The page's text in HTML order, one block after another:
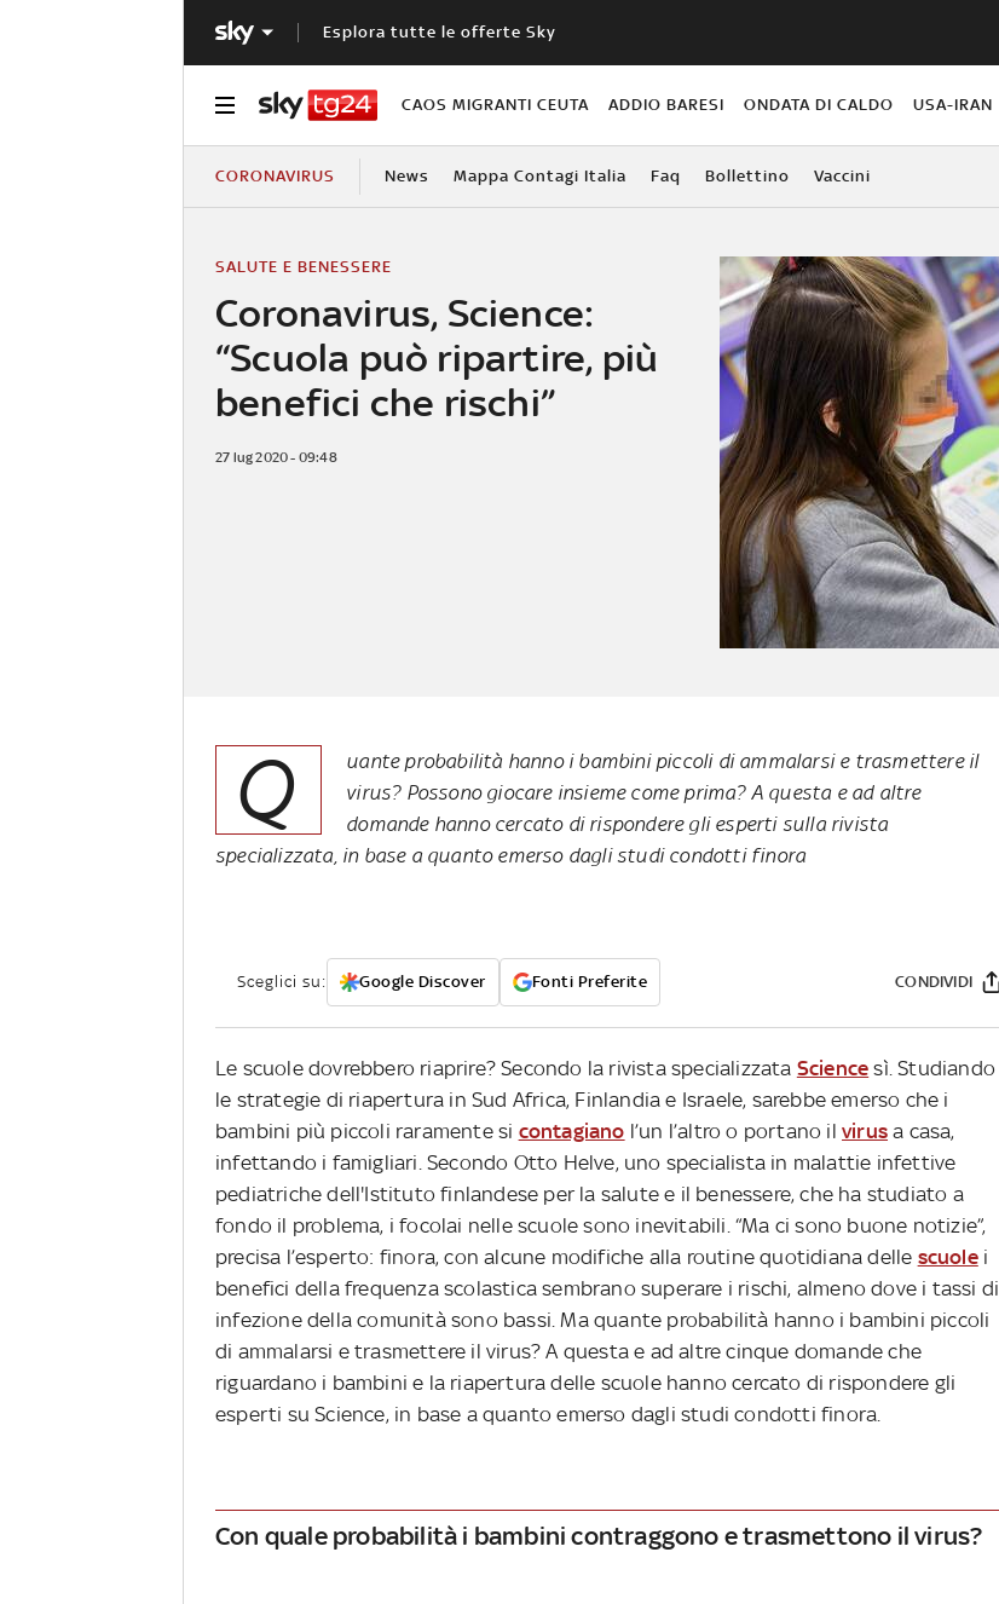
Esplora tutte le offerte Sky
CAOS MIGRANTI CEUTA ADDIO BARESI ONDATA DI CALDO USA-IRAN
CORONAVIRUS News Mappa Contagi Italia Faq Bollettino Vaccini
Coronavirus, Science:
“Scuola può ripartire, più
benefici che rischi”
SALUTE E BENESSERE
27 lug 2020 - 09:48
Q
uante probabilità hanno i bambini piccoli di ammalarsi e trasmettere il
virus? Possono giocare insieme come prima? A questa e ad altre
domande hanno cercato di rispondere gli esperti sulla rivista
specializzata, in base a quanto emerso dagli studi condotti finora
Sceglici su: Google Discover Fonti Preferite CONDIVIDI
Le scuole dovrebbero riaprire? Secondo la rivista specializzata Science sì. Studiando
le strategie di riapertura in Sud Africa, Finlandia e Israele, sarebbe emerso che i
bambini più piccoli raramente si contagiano l’un l’altro o portano ilvirus a casa,
infettando i famigliari. Secondo Otto Helve, uno specialista in malattie infettive
pediatriche dell'Istituto finlandese per la salute e il benessere, che ha studiato a
fondo il problema, i focolai nelle scuole sono inevitabili. “Ma ci sono buone notizie”,
precisa l’esperto: finora, con alcune modifiche alla routine quotidiana delle scuolei
benefici della frequenza scolastica sembrano superare i rischi, almeno dove i tassi di
infezione della comunità sono bassi. Ma quante probabilità hanno i bambini piccoli
di ammalarsi e trasmettere il virus? A questa e ad altre cinque domande che
riguardano i bambini e la riapertura delle scuole hanno cercato di rispondere gli
esperti su Science, in base a quanto emerso dagli studi condotti finora.
Con quale probabilità i bambini contraggono e trasmettono il virus?